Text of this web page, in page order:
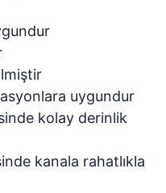
uygundur
kolay derinlik
kanala rahatlıkla